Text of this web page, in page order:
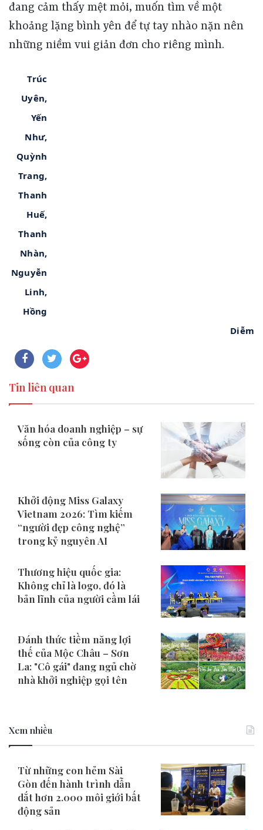
đang cảm thấy mệt mỏi, muốn tìm về một
khoảng lặng bình yên để tự tay nhào nặn nên
những niềm vui giản đơn cho riêng mình.
Trúc
Uyên,
Yến
Như,
Quỳnh
Trang,
Thanh
Huế,
Thanh
Nhàn,
Nguyễn
Linh,
Hồng
Diễm
Tin liên quan
Văn hóa doanh nghiệp – sự
sống còn của công ty
Khởi động Miss Galaxy
Vietnam 2026: Tìm kiếm
“người đẹp công nghệ”
trong kỷ nguyên AI
Thương hiệu quốc gia:
Không chỉ là logo, đó là
bản lĩnh của người cầm lái
Đánh thức tiềm năng lợi
thế của Mộc Châu – Sơn
La: "Cô gái" đang ngủ chờ
nhà khởi nghiệp gọi tên
Xem nhiều
Từ những con hẻm Sài
Gòn đến hành trình dẫn
dắt hơn 2.000 môi giới bất
động sản